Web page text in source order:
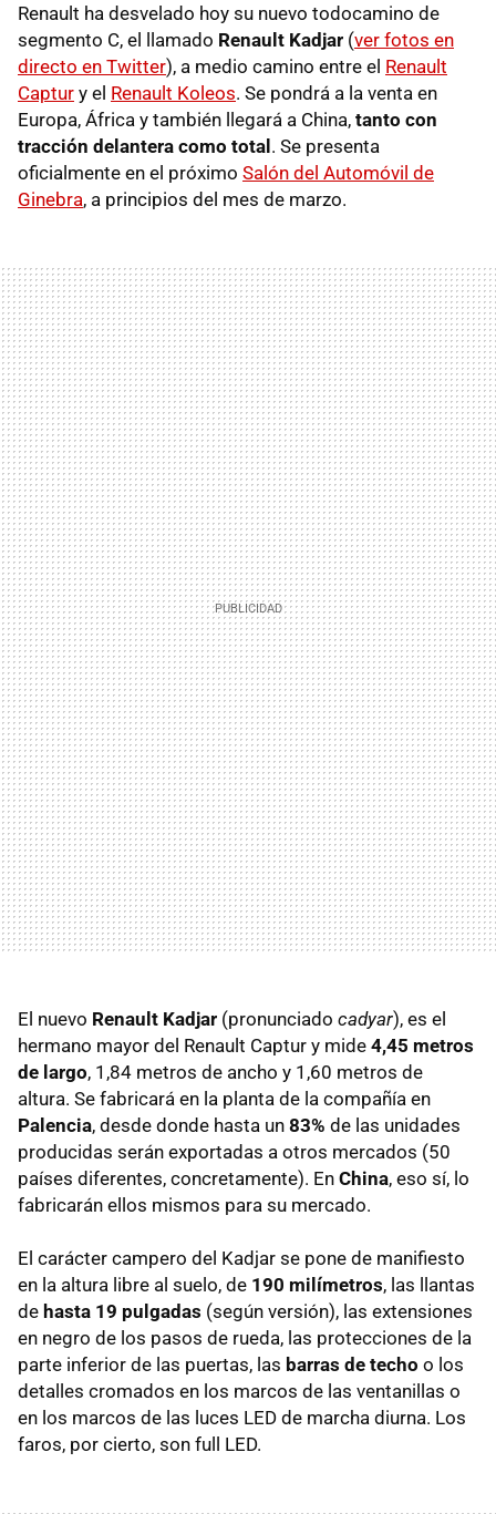
Renault ha desvelado hoy su nuevo todocamino de
segmento C, el llamado Renault Kadjar (ver fotos en
directo en Twitter), a medio camino entre el Renault
Captur y el Renault Koleos. Se pondrá a la venta en
Europa, África y también llegará a China, tanto con
tracción delantera como total. Se presenta
oficialmente en el próximo Salón del Automóvil de
Ginebra, a principios del mes de marzo.
El nuevo Renault Kadjar (pronunciado cadyar), es el
hermano mayor del Renault Captur y mide 4,45 metros
de largo, 1,84 metros de ancho y 1,60 metros de
altura. Se fabricará en la planta de la compañía en
Palencia, desde donde hasta un 83% de las unidades
producidas serán exportadas a otros mercados (50
países diferentes, concretamente). En China, eso sí, lo
fabricarán ellos mismos para su mercado.
El carácter campero del Kadjar se pone de manifiesto
en la altura libre al suelo, de 190 milímetros, las llantas
de hasta 19 pulgadas (según versión), las extensiones
en negro de los pasos de rueda, las protecciones de la
parte inferior de las puertas, las barras de techo o los
detalles cromados en los marcos de las ventanillas o
en los marcos de las luces LED de marcha diurna. Los
faros, por cierto, son full LED.